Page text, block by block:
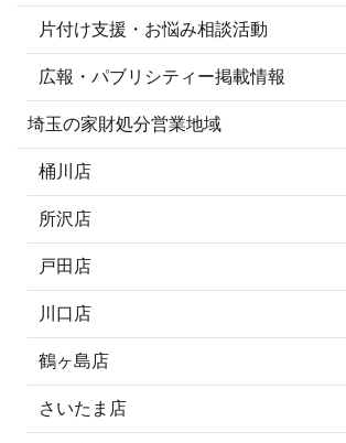
片付け支援・お悩み相談活動
広報・パブリシティー掲載情報
埼玉の家財処分営業地域
桶川店
所沢店
戸田店
川口店
鶴ヶ島店
さいたま店